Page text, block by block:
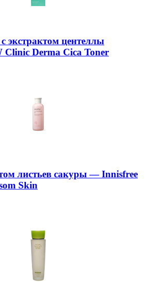
экстрактом центеллы
Clinic Derma Cica Toner
листьев сакуры — Innisfree
Skin